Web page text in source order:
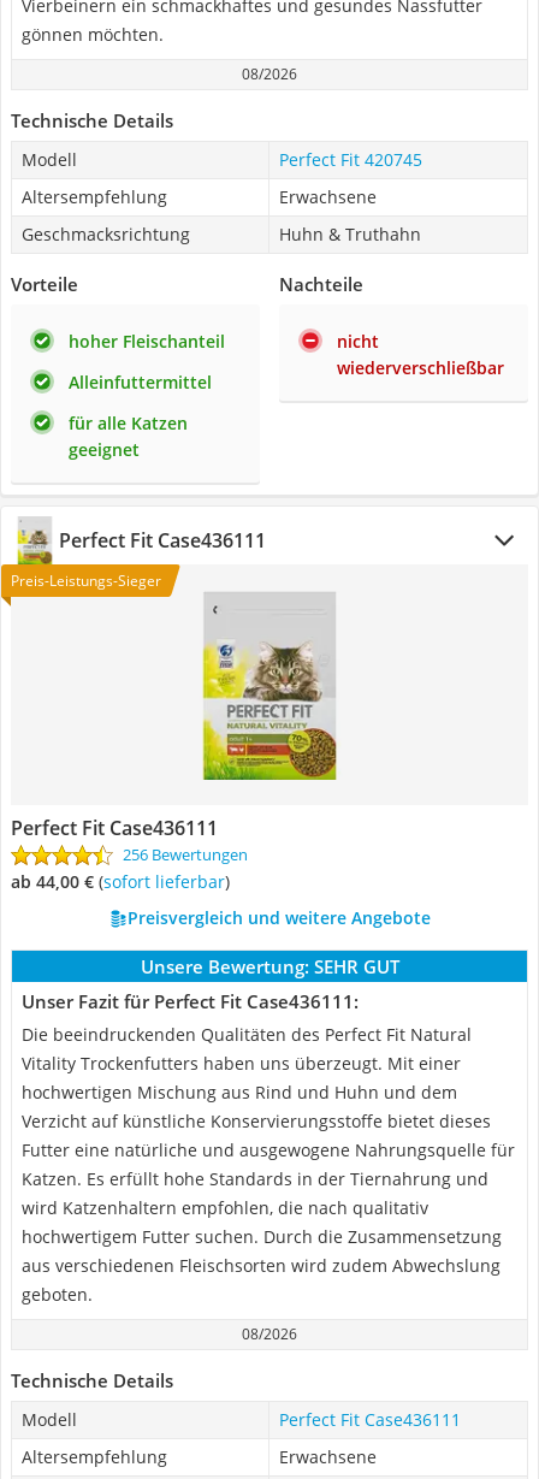
Vierbeinern ein schmackhaftes und gesundes Nassfutter
gönnen möchten.
08/2026
Technische Details
Modell
Perfect Fit 420745
Altersempfehlung
Erwachsene
Geschmacksrichtung
Huhn & Truthahn
Vorteile
hoher Fleischanteil
Alleinfuttermittel
für alle Katzen
geeignet
Nachteile
nicht
wiederverschließbar
Perfect Fit Case436111
Preis-Leistungs-Sieger
Perfect Fit Case436111
256 Bewertungen
ab 44,00 € ( Sofort lieferbar)
Preisvergleich und weitere Angebote
Unsere Bewertung: SEHR GUT
Unser Fazit für Perfect Fit Case436111:
Die beeindruckenden Qualitäten des Perfect Fit Natural
Vitality Trockenfutters haben uns überzeugt. Mit einer
hochwertigen Mischung aus Rind und Huhn und dem
Verzicht auf künstliche Konservierungsstoffe bietet dieses
Futter eine natürliche und ausgewogene Nahrungsquelle für
Katzen. Es erfüllt hohe Standards in der Tiernahrung und
wird Katzenhaltern empfohlen, die nach qualitativ
hochwertigem Futter suchen. Durch die Zusammensetzung
aus verschiedenen Fleischsorten wird zudem Abwechslung
geboten.
08/2026
Technische Details
Modell
Perfect Fit Case436111
Altersempfehlung
Erwachsene